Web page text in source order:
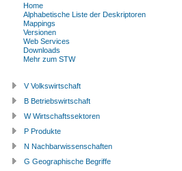
Home
Alphabetische Liste der Deskriptoren
Mappings
Versionen
Web Services
Downloads
Mehr zum STW
V Volkswirtschaft
B Betriebswirtschaft
W Wirtschaftssektoren
P Produkte
N Nachbarwissenschaften
G Geographische Begriffe